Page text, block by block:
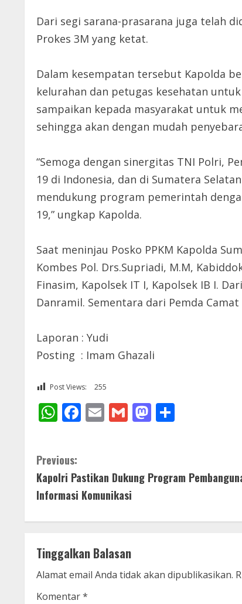
Dari segi sarana-prasarana juga telah
Prokes 3M yang ketat.
Dalam kesempatan tersebut Kapolda
kelurahan dan petugas kesehatan
sampaikan kepada masyarakat untuk
sehingga akan dengan mudah
“Semoga dengan sinergitas TNI Polri,
19 di Indonesia, dan di Sumatera
mendukung program pemerintah
19,” ungkap Kapolda.
Saat meninjau Posko PPKM Kapolda
Kombes Pol. Drs.Supriadi, M.M,
Finasim, Kapolsek IT I, Kapolsek IB I.
Danramil. Sementara dari Pemda
Laporan : Yudi
Posting : Imam Ghazali
Post Views: 255
WhatsApp
Facebook
EmailGmailMastodon
C
o
i
n
Previous:
Kapolri Pastikan Dukung Program
Informasi Komunikasi
Tinggalkan Balasan
Alamat email Anda tidak akan dipublikasikan.
Komentar*